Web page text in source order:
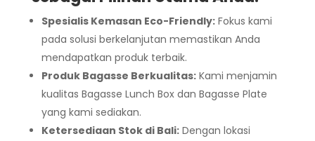
Spesialis Kemasan Eco-Friendly:Fokus kami
pada solusi berkelanjutan memastikan Anda
mendapatkan produk terbaik.
Produk Bagasse Berkualitas:Kami menjamin
kualitas Bagasse Lunch Box dan Bagasse Plate
yang kami sediakan.
Ketersediaan Stok di Bali:Dengan lokasi